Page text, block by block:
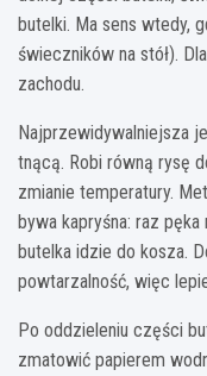
butelki. Ma sens wtedy,
świeczników na stół).
zachodu.
Najprzewidywalniejsza
tnącą. Robi równą rysę
zmianie temperatury.
bywa kapryśna: raz
butelka idzie do kosza.
powtarzalność, więc
Po oddzieleniu części
zmatowić papierem